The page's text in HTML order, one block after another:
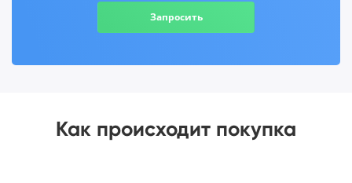
Запросить
Как происходит покупка